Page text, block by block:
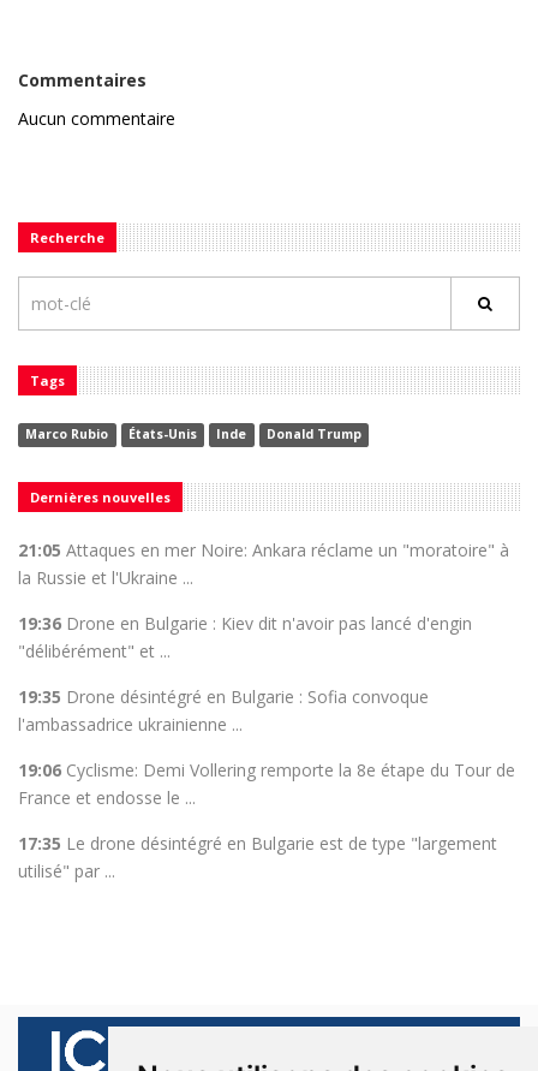
Commentaires
Aucun commentaire
Recherche
Tags
Marco Rubio États-Unis Inde Donald Trump
Dernières nouvelles
21:05 Attaques en mer Noire: Ankara réclame un "moratoire" à
la Russie et l'Ukraine ...
19:36 Drone en Bulgarie : Kiev dit n'avoir pas lancé d'engin
"délibérément" et ...
19:35 Drone désintégré en Bulgarie : Sofia convoque
l'ambassadrice ukrainienne ...
19:06 Cyclisme: Demi Vollering remporte la 8e étape du Tour de
France et endosse le ...
17:35 Le drone désintégré en Bulgarie est de type "largement
utilisé" par ...